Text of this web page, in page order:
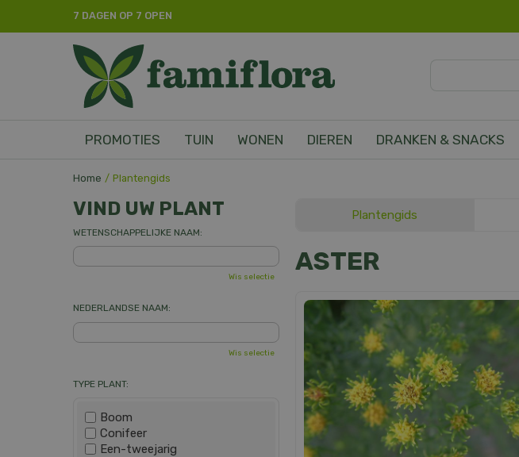
Home Plantengids
7 DAGEN OP 7 OPEN
PROMOTIES TUIN WONEN DIEREN DRANKEN & SNACKS
Plantengids
ASTER
VIND UW PLANT
WETENSCHAPPELIJKE NAAM:
Wis selectie
NEDERLANDSE NAAM:
Wis selectie
TYPE PLANT:
Boom
Conifeer
Een-tweejarig